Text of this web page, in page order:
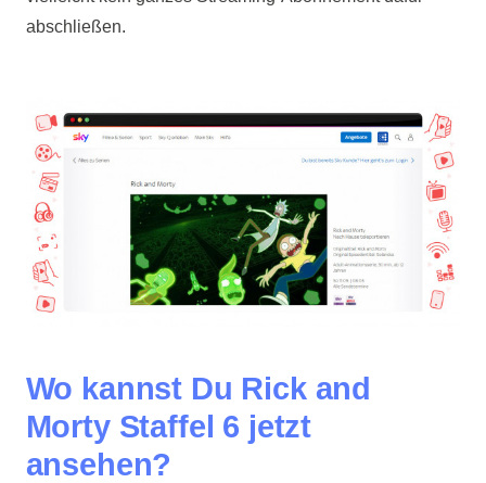
abschließen.
Wo kannst Du Rick and
Morty Staffel 6 jetzt
ansehen?